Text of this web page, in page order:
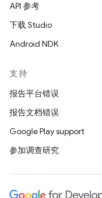
API 参考
下载 Studio
Android NDK
支持
报告平台错误
报告文档错误
Google Play support
参加调查研究